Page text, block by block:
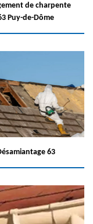
de charpente
Puy-de-Dôme
63